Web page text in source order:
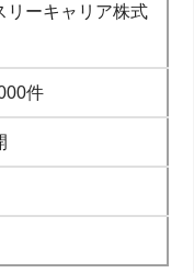
リーキャリア株式
件